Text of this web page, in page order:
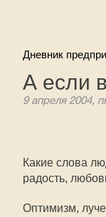
Дневник
А если
9 апреля 2004,
Какие слова
радость,
Оптимизм,